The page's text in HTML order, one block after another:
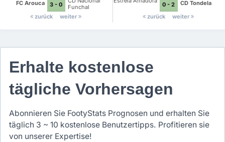
FC Arouca 3 - 0
Funchal
zurück
weiter
0 - 2
CD Tondela
zurück
weiter
Erhalte kostenlose
tägliche Vorhersagen
Abonnieren Sie FootyStats Prognosen und erhalten Sie
täglich 3 ~ 10 kostenlose Benutzertipps. Profitieren sie
von unserer Expertise!